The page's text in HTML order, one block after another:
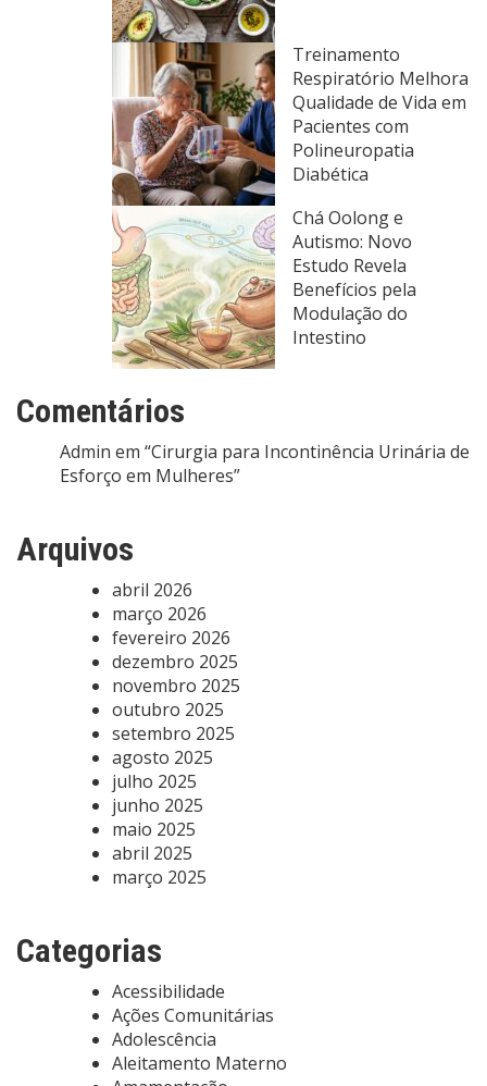
Treinamento
Respiratório Melhora
Qualidade de Vida em
Pacientes com
Polineuropatia
Diabética
Chá Oolong e
Autismo: Novo
Estudo Revela
Benefícios pela
Modulação do
Intestino
Comentários
Admin em “Cirurgia para Incontinência Urinária de
Esforço em Mulheres”
Arquivos
abril 2026
março 2026
fevereiro 2026
dezembro 2025
novembro 2025
outubro 2025
setembro 2025
agosto 2025
julho 2025
junho 2025
maio 2025
abril 2025
março 2025
Categorias
Acessibilidade
Ações Comunitárias
Adolescência
Aleitamento Materno